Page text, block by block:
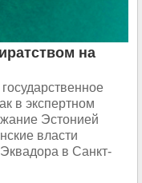
на
в экспертном
Эстонией
власти
в Санкт-